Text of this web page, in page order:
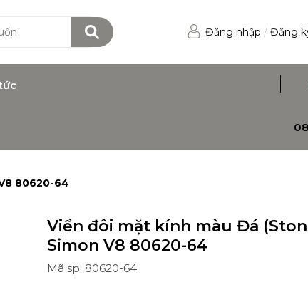
Đăng nhập / Đăng
80620-64
Viền đôi mặt kính màu Đá
Simon V8 80620-64
Mã sp: 80620-64